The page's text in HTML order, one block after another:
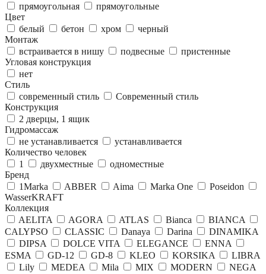
прямоугольная
прямоугольные
Цвет
белый
бетон хром
черный
Монтаж
встраивается в нишу
подвесные
пристенные
Угловая конструкция
нет
Стиль
современный стиль
Современный стиль
Конструкция
2 дверцы, 1 ящик
Гидромассаж
не устанавливается
устанавливается
Количество человек
1
двухместные
одноместные
Бренд
1Marka
ABBER Aima Marka One
Poseidon
WasserKRAFT
Коллекция
AELITA
AGORA ATLAS Bianca
BIANCA
CALYPSO
CLASSIC Danaya Darina
DINAMIKA
DIPSA
DOLCE VITA ELEGANCE
ENNA
ESMA
GD-12 GD-8 KLEO KORSIKA
LIBRA
Lily
MEDEA Mila MIX MODERN
NEGA